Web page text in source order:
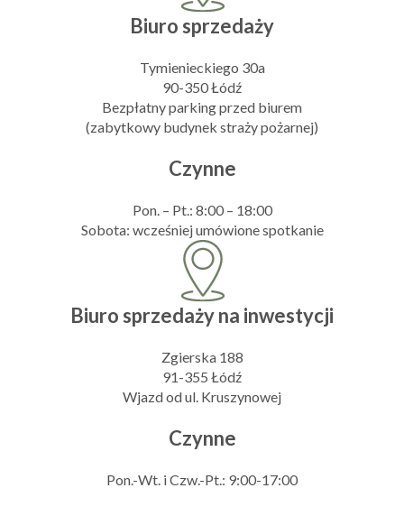
Biuro sprzedaży
Tymienieckiego 30a
90-350 Łódź
Bezpłatny parking przed biurem
(zabytkowy budynek straży pożarnej)
Czynne
Pon. – Pt.: 8:00 – 18:00
Sobota: wcześniej umówione spotkanie
Biuro sprzedaży na inwestycji
Zgierska 188
91-355 Łódź
Wjazd od ul. Kruszynowej
Czynne
Pon.-Wt. i Czw.-Pt.: 9:00-17:00